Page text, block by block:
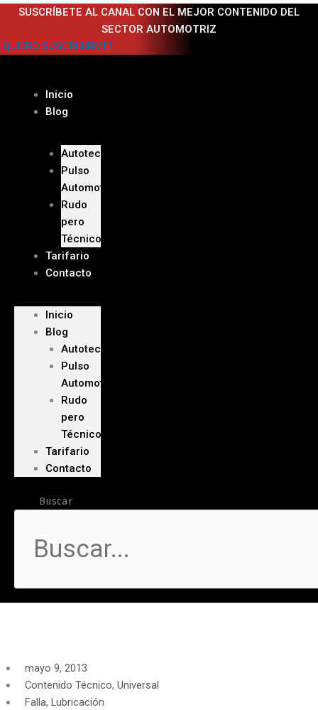
Ir
contenido
SUSCRÍBETE AL CANAL CON EL MEJOR CONTENIDO DEL
SECTOR AUTOMOTRIZ
¡QUIERO SUSCRIBIRME!
Inicio
Blog
Autoteca
Pulso
Automotriz
Rudo
pero
Técnico
Tarifario
Contacto
Inicio
Blog
Autoteca
Pulso
Automotriz
Rudo
pero
Técnico
Tarifario
Contacto
Buscar
mayo 9, 2013
Contenido Técnico, Universal
Falla, Lubricación